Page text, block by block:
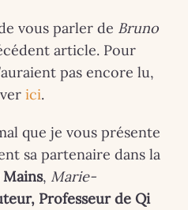
vous parler de Bruno
article. Pour
pas encore lu,
ici.
que je vous présente
sa partenaire dans la
, Marie-
Professeur de Qi